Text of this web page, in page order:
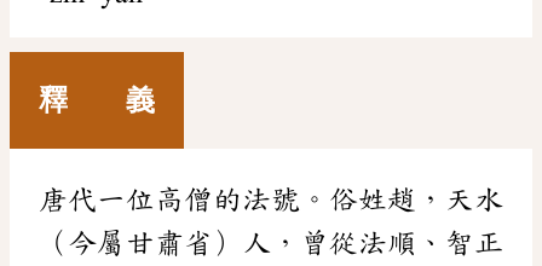
釋 義
唐代一位高僧的法號。俗姓趙，天水
（今屬甘肅省）人，曾從法順、智正